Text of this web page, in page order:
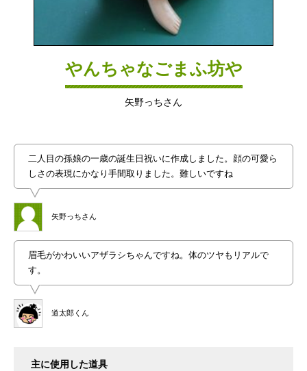
やんちゃなごまふ坊や
矢野っちさん
矢野っちさん
二人目の孫娘の一歳の誕生日祝いに作成しました。顔の可愛ら
しさの表現にかなり手間取りました。難しいですね
道太郎くん
眉毛がかわいいアザラシちゃんですね。体のツヤもリアルで
す。
主に使用した道具